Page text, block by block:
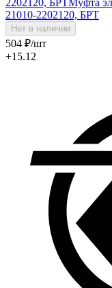
2202120, БРТМуфта
21010-2202120, БРТ
Нет в наличии
504 ₽/шт
+15.12